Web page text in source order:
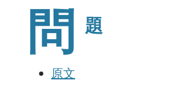
問 題
原文